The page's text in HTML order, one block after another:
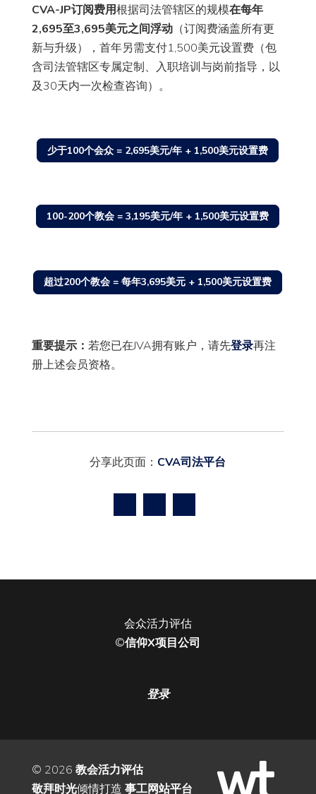
CVA-JP订阅费用根据司法管辖区的规模在每年
2,695至3,695美元之间浮动（订阅费涵盖所有更
新与升级），首年另需支付1,500美元设置费（包
含司法管辖区专属定制、入职培训与岗前指导，以
及30天内一次检查咨询）。
少于100个会众 = 2,695美元/年 + 1,500美元设置费
100-200个教会 = 3,195美元/年 + 1,500美元设置费
超过200个教会 = 每年3,695美元 + 1,500美元设置费
重要提示： 若您已在JVA拥有账户，请先登录再注
册上述会员资格。
分享此页面： CVA司法平台
会众活力评估
©信仰X项目公司
登录
© 2026 教会活力评估
敬拜时光倾情打造 事工网站平台